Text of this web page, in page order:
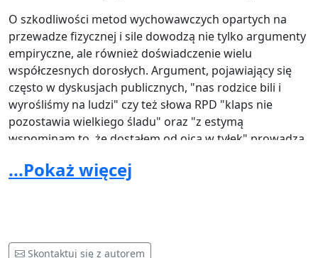
O szkodliwości metod wychowawczych opartych na
przewadze fizycznej i sile dowodzą nie tylko argumenty
empiryczne, ale również doświadczenie wielu
współczesnych dorosłych. Argument, pojawiający się
często w dyskusjach publicznych, "nas rodzice bili i
wyrośliśmy na ludzi" czy też słowa RPD "klaps nie
pozostawia wielkiego śladu" oraz "z estymą
wspominam to, że dostałem od ojca w tyłek" prowadzą
przyzwolenia na przemoc wobec dzieci. Często stoją za
jednocześnie otwierając drogę do dalszego stosowania
...Pokaż więcej
Skontaktuj się z autorem